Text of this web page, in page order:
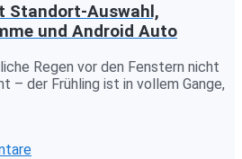
Standort-Auswahl,
und Android Auto
Regen vor den Fenstern nicht
– der Frühling ist in vollem Gange,